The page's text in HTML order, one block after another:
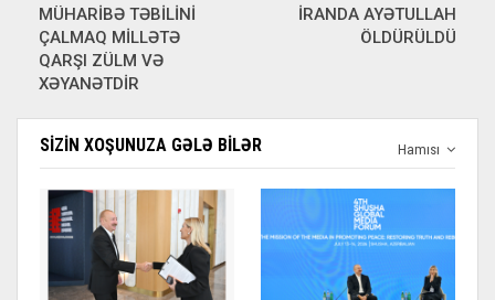
MÜHARİBƏ TƏBİLİNİ
ÇALMAQ MİLLƏTƏ
QARŞI ZÜLM VƏ
XƏYANƏTDİR
İRANDA AYƏTULLAH
ÖLDÜRÜLDÜ
Hamısı
SIZIN XOŞUNUZA GƏLƏ BILƏR